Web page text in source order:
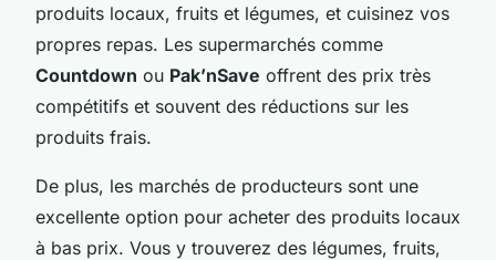
produits locaux, fruits et légumes, et cuisinez vos
propres repas. Les supermarchés comme
Countdown ou Pak’nSave offrent des prix très
compétitifs et souvent des réductions sur les
produits frais.
De plus, les marchés de producteurs sont une
excellente option pour acheter des produits locaux
à bas prix. Vous y trouverez des légumes, fruits,